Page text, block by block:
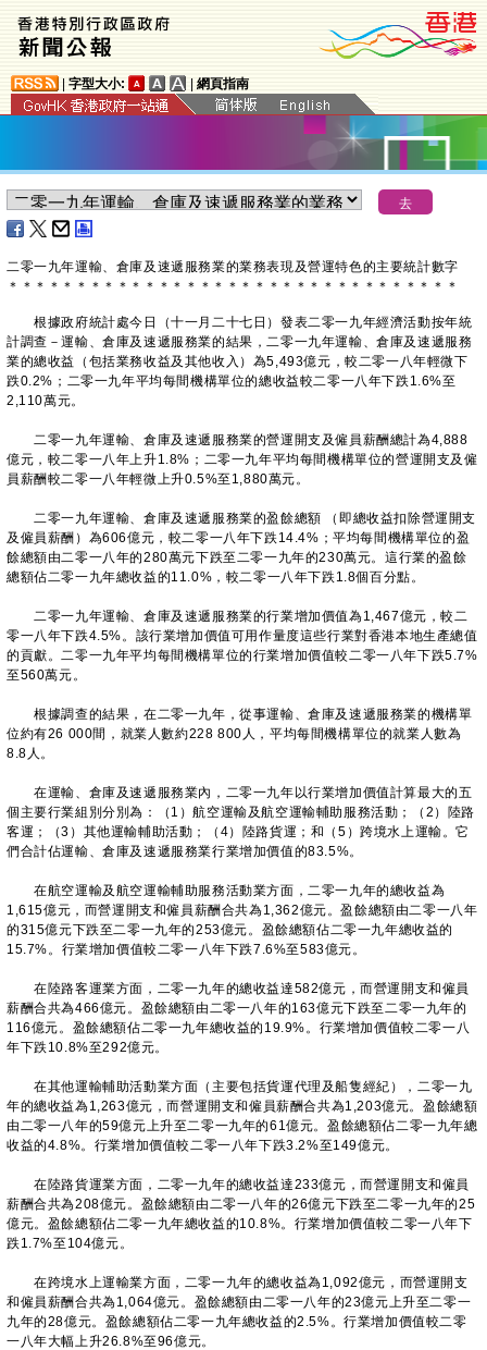
字型大小: 網頁指南
二零一九年運輸、倉庫及速遞服務業的業務表現及營運特色的主要統計數字
＊ ＊ ＊ ＊ ＊ ＊ ＊ ＊ ＊ ＊ ＊ ＊ ＊ ＊ ＊ ＊ ＊ ＊ ＊ ＊ ＊ ＊ ＊ ＊ ＊ ＊ ＊ ＊ ＊ ＊ ＊ ＊ ＊
根據政府統計處今日（十一月二十七日）發表二零一九年經濟活動按年統
計調查－運輸、倉庫及速遞服務業的結果，二零一九年運輸、倉庫及速遞服務
業的總收益（包括業務收益及其他收入）為5,493億元，較二零一八年輕微下
跌0.2%；二零一九年平均每間機構單位的總收益較二零一八年下跌1.6%至
2,110萬元。
二零一九年運輸、倉庫及速遞服務業的營運開支及僱員薪酬總計為4,888
億元，較二零一八年上升1.8%；二零一九年平均每間機構單位的營運開支及僱
員薪酬較二零一八年輕微上升0.5%至1,880萬元。
二零一九年運輸、倉庫及速遞服務業的盈餘總額 （即總收益扣除營運開支
及僱員薪酬）為606億元，較二零一八年下跌14.4%；平均每間機構單位的盈
餘總額由二零一八年的280萬元下跌至二零一九年的230萬元。這行業的盈餘
總額佔二零一九年總收益的11.0%，較二零一八年下跌1.8個百分點。
二零一九年運輸、倉庫及速遞服務業的行業增加價值為1,467億元，較二
零一八年下跌4.5%。該行業增加價值可用作量度這些行業對香港本地生產總值
的貢獻。二零一九年平均每間機構單位的行業增加價值較二零一八年下跌5.7%
至560萬元。
根據調查的結果，在二零一九年，從事運輸、倉庫及速遞服務業的機構單
位約有26 000間，就業人數約228 800人，平均每間機構單位的就業人數為
8.8人。
在運輸、倉庫及速遞服務業內，二零一九年以行業增加價值計算最大的五
個主要行業組別分別為：（1）航空運輸及航空運輸輔助服務活動；（2）陸路
客運；（3）其他運輸輔助活動；（4）陸路貨運；和（5）跨境水上運輸。它
們合計佔運輸、倉庫及速遞服務業行業增加價值的83.5%。
在航空運輸及航空運輸輔助服務活動業方面，二零一九年的總收益為
1,615億元，而營運開支和僱員薪酬合共為1,362億元。盈餘總額由二零一八年
的315億元下跌至二零一九年的253億元。盈餘總額佔二零一九年總收益的
15.7%。行業增加價值較二零一八年下跌7.6%至583億元。
在陸路客運業方面，二零一九年的總收益達582億元，而營運開支和僱員
薪酬合共為466億元。盈餘總額由二零一八年的163億元下跌至二零一九年的
116億元。盈餘總額佔二零一九年總收益的19.9%。行業增加價值較二零一八
年下跌10.8%至292億元。
在其他運輸輔助活動業方面（主要包括貨運代理及船隻經紀），二零一九
年的總收益為1,263億元，而營運開支和僱員薪酬合共為1,203億元。盈餘總額
由二零一八年的59億元上升至二零一九年的61億元。盈餘總額佔二零一九年總
收益的4.8%。行業增加價值較二零一八年下跌3.2%至149億元。
在陸路貨運業方面，二零一九年的總收益達233億元，而營運開支和僱員
薪酬合共為208億元。盈餘總額由二零一八年的26億元下跌至二零一九年的25
億元。盈餘總額佔二零一九年總收益的10.8%。行業增加價值較二零一八年下
跌1.7%至104億元。
在跨境水上運輸業方面，二零一九年的總收益為1,092億元，而營運開支
和僱員薪酬合共為1,064億元。盈餘總額由二零一八年的23億元上升至二零一
九年的28億元。盈餘總額佔二零一九年總收益的2.5%。行業增加價值較二零
一八年大幅上升26.8%至96億元。